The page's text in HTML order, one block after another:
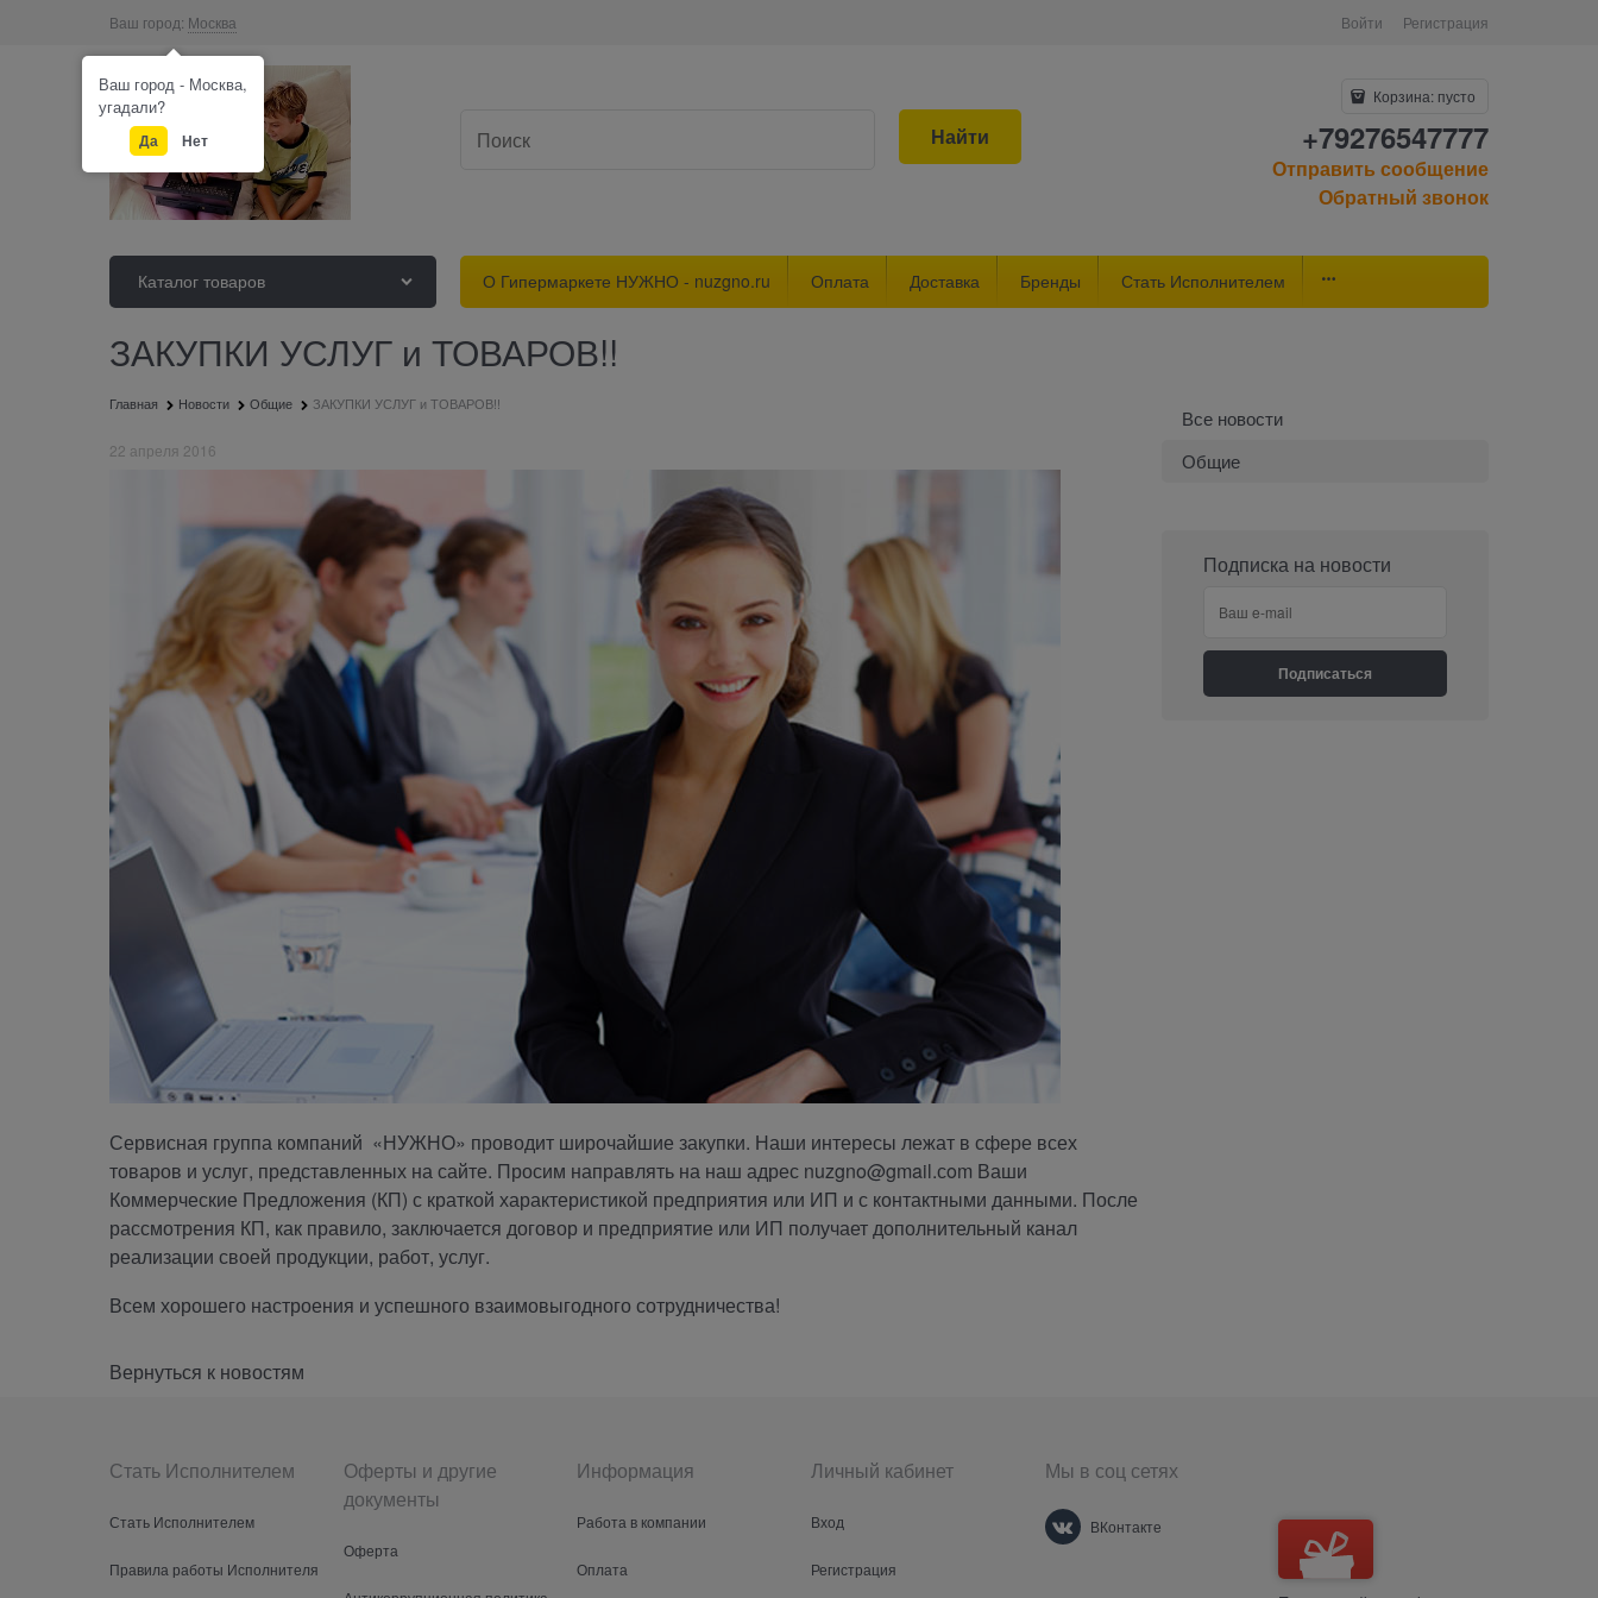
Ваш город: Москва Войти Регистрация
Найти
Корзина: пусто
+79276547777
Отправить сообщение
Обратный звонок
Каталог товаров О Гипермаркете НУЖНО - nuzgno.ru Оплата Доставка Бренды Стать Исполнителем
ЗАКУПКИ УСЛУГ и ТОВАРОВ!!
Главная Новости Общие ЗАКУПКИ УСЛУГ и ТОВАРОВ!!
22 апреля 2016
Сервисная группа компаний «НУЖНО» проводит широчайшие закупки. Наши интересы лежат в сфере всех
товаров и услуг, представленных на сайте. Просим направлять на наш адрес nuzgno@gmail.сom Ваши
Коммерческие Предложения (КП) с краткой характеристикой предприятия или ИП и с контактными данными. После
рассмотрения КП, как правило, заключается договор и предприятие или ИП получает дополнительный канал
реализации своей продукции, работ, услуг.
Всем хорошего настроения и успешного взаимовыгодного сотрудничества!
Вернуться к новостям
Все новости
Общие
Подписка на новости
Стать Исполнителем
Стать Исполнителем
Правила работы Исполнителя
Оферты и другие
документы
Оферта
Информация
Работа в компании
Оплата
Личный кабинет
Вход
Регистрация
Мы в соц сетях
ВКонтакте
Ваш город - Москва,
угадали?
Да Нет